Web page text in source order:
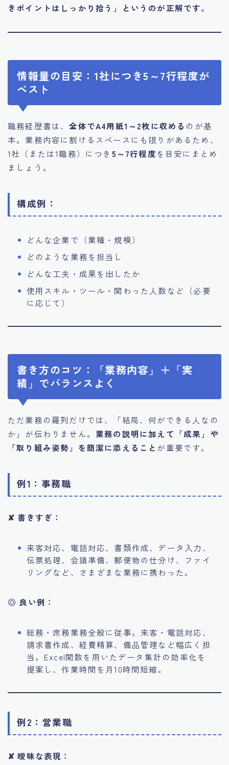
きポイントはしっかり拾う」というのが正解です。
情報量の目安：1社につき5～7行程度が
ベスト
職務経歴書は、全体でA4用紙1～2枚に収める のが基
本。業務内容に割けるスペースにも限りがあるため、
1社（または1職務）につき 5～7行程度を目安にまとめ
ましょう。
構成例：
どんな企業で（業種・規模）
どのような業務を担当し
どんな工夫・成果を出したか
使用スキル・ツール・関わった人数など（必要
に応じて）
書き方のコツ：「業務内容」＋「実
績」でバランスよく
ただ業務の羅列だけでは、「結局、何ができる人なの
か」が伝わりません。 業務の説明に加えて「成果」や
「取り組み姿勢」を簡潔に添えること が重要です。
例1：事務職
✘ 書きすぎ：
来客対応、電話対応、書類作成、データ入力、
伝票処理、会議準備、郵便物の仕分け、ファイ
リングなど、さまざまな業務に携わった。
◎ 良い例：
総務・庶務業務全般に従事。来客・電話対応、
請求書作成、経費精算、備品管理など幅広く担
当。Excel関数を用いたデータ集計の効率化を
提案し、作業時間を月10時間短縮。
例2：営業職
✘ 曖昧な表現：